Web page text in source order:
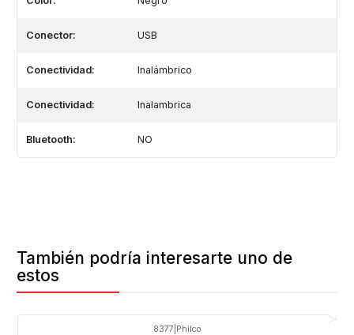
Conector: USB
Conectividad: Inalámbrico
Conectividad: Inalambrica
Bluetooth: NO
También podría interesarte uno de
estos
8377 Philco